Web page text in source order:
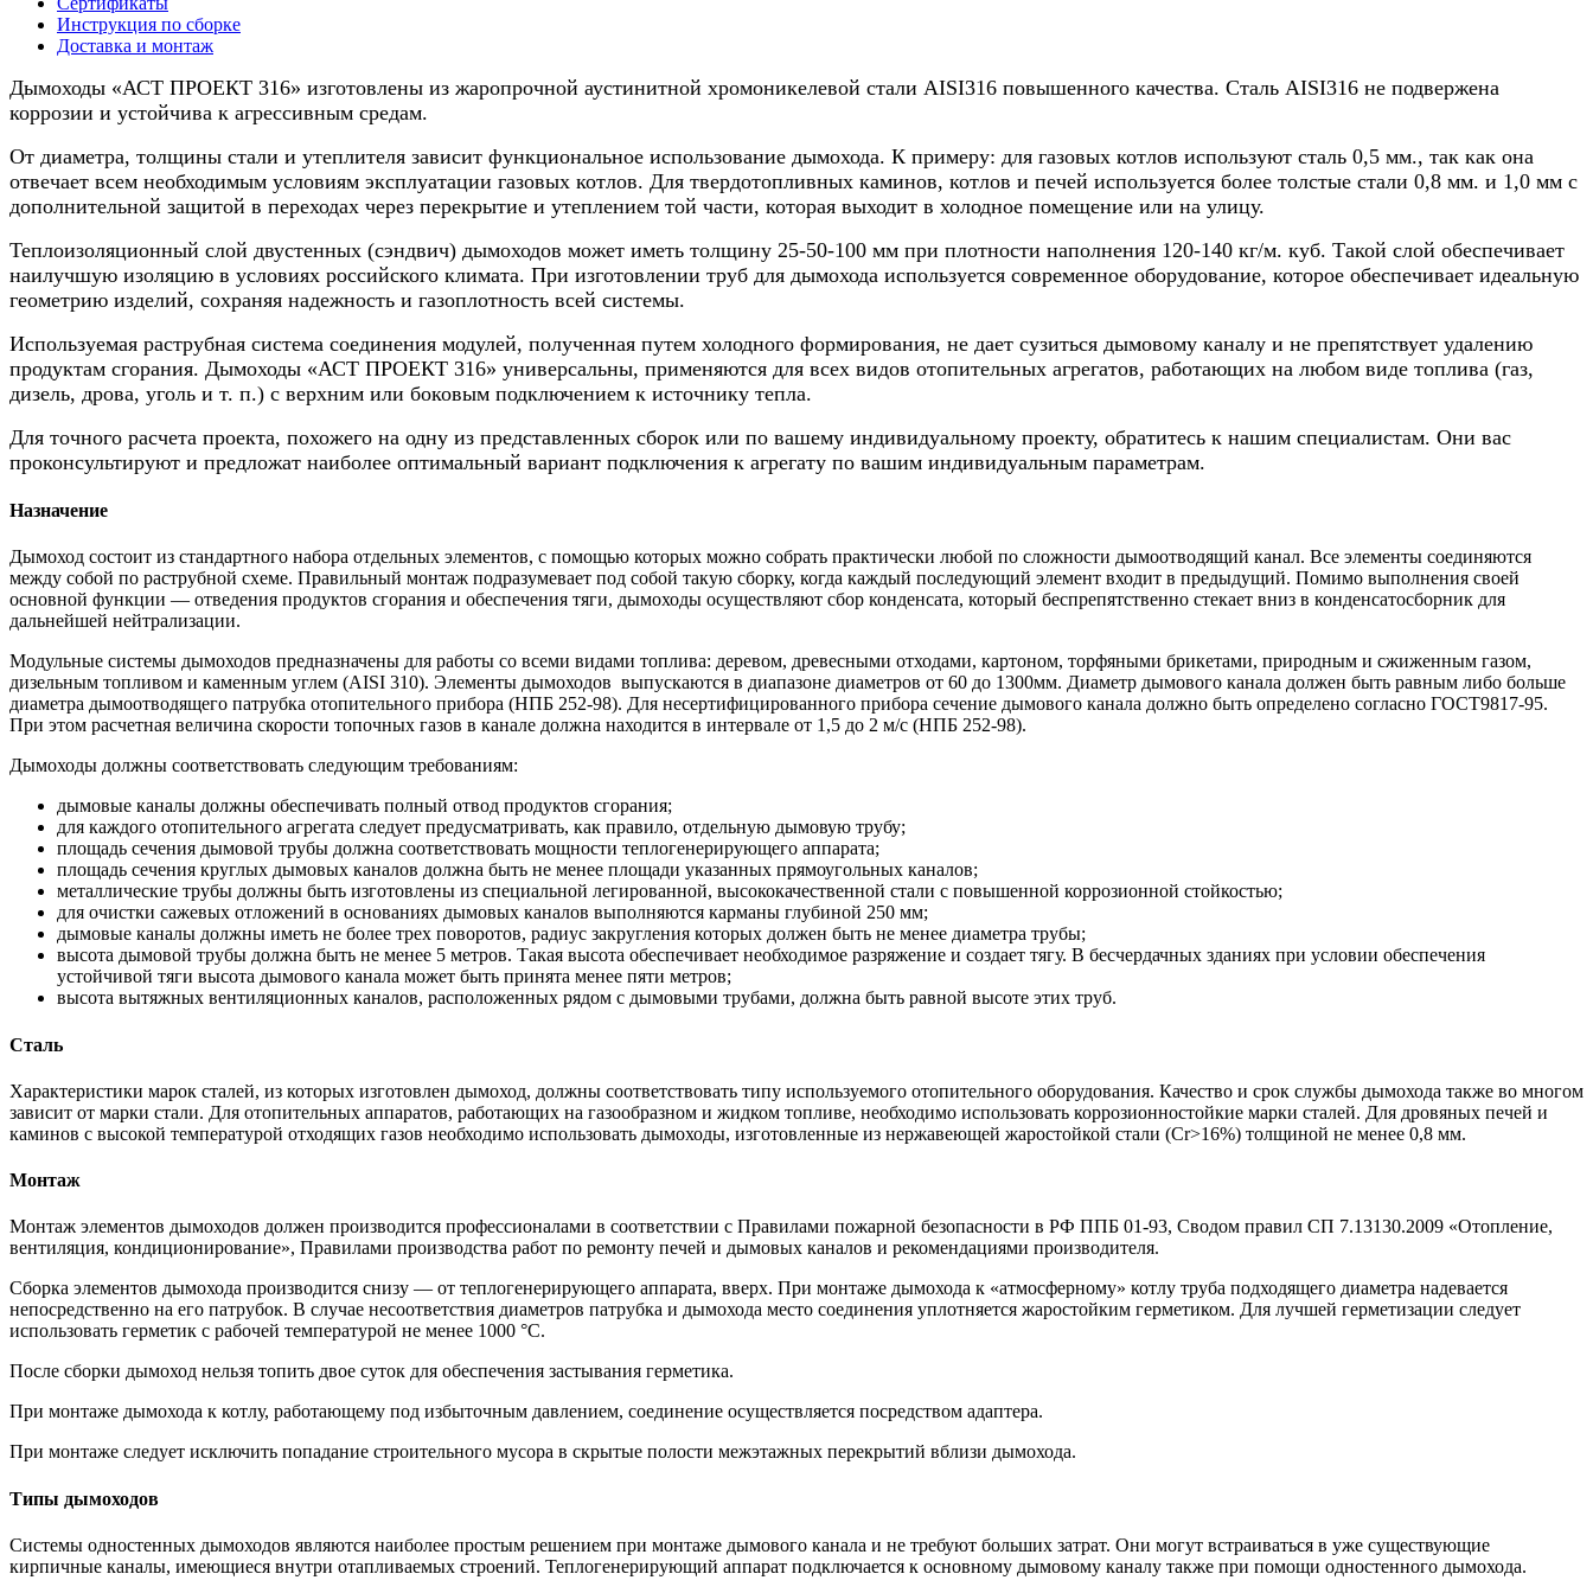
130/230мм,Инструкция по сборке
Доставка и монтаж
Дымоходы «АСТ ПРОЕКТ 316» изготовлены из жаропрочной аустинитной хромоникелевой стали AISI316 повышенного качества. Сталь AISI316 не подвержена
коррозии и устойчива к агрессивным средам.
От диаметра, толщины стали и утеплителя зависит функциональное использование дымохода. К примеру: для газовых котлов используют сталь 0,5 мм., так как она
отвечает всем необходимым условиям эксплуатации газовых котлов. Для твердотопливных каминов, котлов и печей используется более толстые стали 0,8 мм. и 1,0 мм с
дополнительной защитой в переходах через перекрытие и утеплением той части, которая выходит в холодное помещение или на улицу.
Теплоизоляционный слой двустенных (сэндвич) дымоходов может иметь толщину 25-50-100 мм при плотности наполнения 120-140 кг/м. куб. Такой слой обеспечивает
наилучшую изоляцию в условиях российского климата. При изготовлении труб для дымохода используется современное оборудование, которое обеспечивает идеальную
геометрию изделий, сохраняя надежность и газоплотность всей системы.
Используемая раструбная система соединения модулей, полученная путем холодного формирования, не дает сузиться дымовому каналу и не препятствует удалению
продуктам сгорания. Дымоходы «АСТ ПРОЕКТ 316» универсальны, применяются для всех видов отопительных агрегатов, работающих на любом виде топлива (газ,
дизель, дрова, уголь и т. п.) с верхним или боковым подключением к источнику тепла.
Для точного расчета проекта, похожего на одну из представленных сборок или по вашему индивидуальному проекту, обратитесь к нашим специалистам. Они вас
проконсультируют и предложат наиболее оптимальный вариант подключения к агрегату по вашим индивидуальным параметрам.
Назначение
Дымоход состоит из стандартного набора отдельных элементов, с помощью которых можно собрать практически любой по сложности дымоотводящий канал. Все элементы соединяются
между собой по раструбной схеме. Правильный монтаж подразумевает под собой такую сборку, когда каждый последующий элемент входит в предыдущий. Помимо выполнения своей
основной функции — отведения продуктов сгорания и обеспечения тяги, дымоходы осуществляют сбор конденсата, который беспрепятственно стекает вниз в конденсатосборник для
дальнейшей нейтрализации.
Модульные системы дымоходов предназначены для работы со всеми видами топлива: деревом, древесными отходами, картоном, торфяными брикетами, природным и сжиженным газом,
дизельным топливом и каменным углем (AISI 310). Элементы дымоходов выпускаются в диапазоне диаметров от 60 до 1300мм. Диаметр дымового канала должен быть равным либо больше
диаметра дымоотводящего патрубка отопительного прибора (НПБ 252-98). Для несертифицированного прибора сечение дымового канала должно быть определено согласно ГОСТ9817-95.
При этом расчетная величина скорости топочных газов в канале должна находится в интервале от 1,5 до 2 м/с (НПБ 252-98).
Дымоходы должны соответствовать следующим требованиям:
дымовые каналы должны обеспечивать полный отвод продуктов сгорания;
для каждого отопительного агрегата следует предусматривать, как правило, отдельную дымовую трубу;
площадь сечения дымовой трубы должна соответствовать мощности теплогенерирующего аппарата;
площадь сечения круглых дымовых каналов должна быть не менее площади указанных прямоугольных каналов;
металлические трубы должны быть изготовлены из специальной легированной, высококачественной стали с повышенной коррозионной стойкостью;
для очистки сажевых отложений в основаниях дымовых каналов выполняются карманы глубиной 250 мм;
дымовые каналы должны иметь не более трех поворотов, радиус закругления которых должен быть не менее диаметра трубы;
высота дымовой трубы должна быть не менее 5 метров. Такая высота обеспечивает необходимое разряжение и создает тягу. В бесчердачных зданиях при условии обеспечения
устойчивой тяги высота дымового канала может быть принята менее пяти метров;
высота вытяжных вентиляционных каналов, расположенных рядом с дымовыми трубами, должна быть равной высоте этих труб.
Сталь
Характеристики марок сталей, из которых изготовлен дымоход, должны соответствовать типу используемого отопительного оборудования. Качество и срок службы дымохода также во многом
зависит от марки стали. Для отопительных аппаратов, работающих на газообразном и жидком топливе, необходимо использовать коррозионностойкие марки сталей. Для дровяных печей и
каминов с высокой температурой отходящих газов необходимо использовать дымоходы, изготовленные из нержавеющей жаростойкой стали (Cr>16%) толщиной не менее 0,8 мм.
Монтаж
Монтаж элементов дымоходов должен производится профессионалами в соответствии с Правилами пожарной безопасности в РФ ППБ 01-93, Сводом правил СП 7.13130.2009 «Отопление,
вентиляция, кондиционирование», Правилами производства работ по ремонту печей и дымовых каналов и рекомендациями производителя.
Сборка элементов дымохода производится снизу — от теплогенерирующего аппарата, вверх. При монтаже дымохода к «атмосферному» котлу труба подходящего диаметра надевается
непосредственно на его патрубок. В случае несоответствия диаметров патрубка и дымохода место соединения уплотняется жаростойким герметиком. Для лучшей герметизации следует
использовать герметик с рабочей температурой не менее 1000 °С.
После сборки дымоход нельзя топить двое суток для обеспечения застывания герметика.
При монтаже дымохода к котлу, работающему под избыточным давлением, соединение осуществляется посредством адаптера.
При монтаже следует исключить попадание строительного мусора в скрытые полости межэтажных перекрытий вблизи дымохода.
Типы дымоходов
Системы одностенных дымоходов являются наиболее простым решением при монтаже дымового канала и не требуют больших затрат. Они могут встраиваться в уже существующие
кирпичные каналы, имеющиеся внутри отапливаемых строений. Теплогенерирующий аппарат подключается к основному дымовому каналу также при помощи одностенного дымохода.